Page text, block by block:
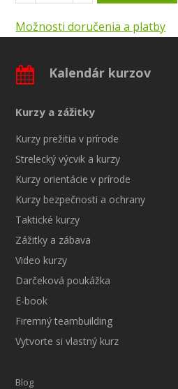
Možnosti doručenia a platby
Kalendár kurzov
Kurzy a zážitky
Kurzy prežitia v prírode
Strelecký výcvik a kurzy
Kurzy orientácie v prírode
Kurzy bezpečnosti a ochrany
Taktické kurzy
Zážitky a zábava
Video kurzy
Darčeková poukážka
E-book
Firemný teambuilding
Vytvorte si vlastný kurz
Blog